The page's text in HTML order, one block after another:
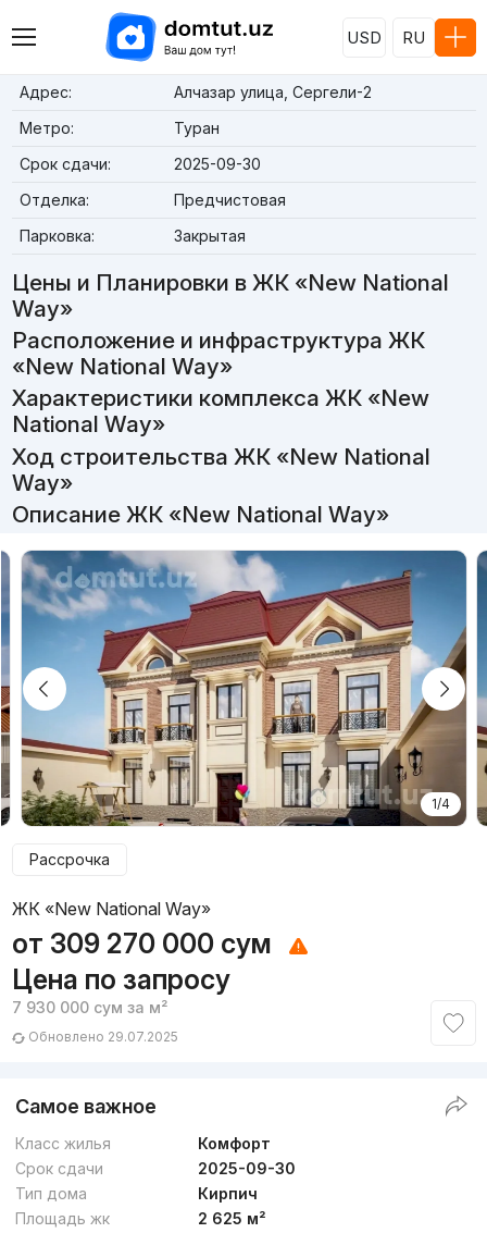
USD RU
Адрес:
Алчазар улица, Сергели-2
Метро:
Туран
Срок сдачи:
2025-09-30
Отделка:
Предчистовая
Парковка:
Закрытая
Цены и Планировки в ЖК «New National
Way»
Расположение и инфраструктура ЖК
«New National Way»
Характеристики комплекса ЖК «New
National Way»
Ход строительства ЖК «New National
Way»
Описание ЖК «New National Way»
1/4
Рассрочка
ЖК «New National Way»
от 309 270 000 сум
Цена по запросу
7 930 000 сум за м²
Обновлено 29.07.2025
Самое важное
Класс жилья
Комфорт
Срок сдачи
2025-09-30
Тип дома
Кирпич
Площадь жк
2 625 м²